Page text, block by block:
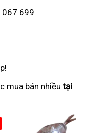
067 699
mua bán nhiều tại